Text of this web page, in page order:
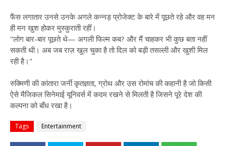
फैंस लगातार उनसे उनके अगले कन्नड़ प्रोजेक्ट के बारे में पूछते रहे और वह मन
ही मन खुश होकर मुस्कुराती रहीं।
"लोग बार-बार पूछते थे— अगली फिल्म कब? और मैं चाहकर भी कुछ बता नहीं
सकती थी। अब जब राज़ खुल चुका है तो दिल को बड़ी तसल्ली और खुशी मिल
रही है।"
रुक्मिणी की कांतारा जर्नी कृतज्ञता, ग्रोथ और उस रोमांच की कहानी है जो किसी
ऐसे मैजिकल सिनेमाई यूनिवर्स में कदम रखने से मिलती है जिसने पूरे देश की
कल्पना को बाँध रखा है।
Tags Entertainment